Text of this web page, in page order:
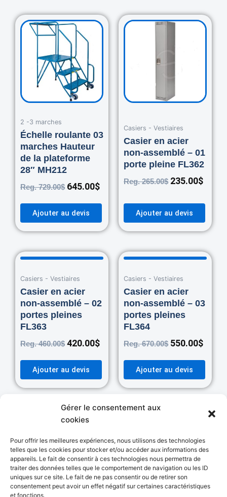
Gérer le consentement aux
cookies
Pour offrir les meilleures expériences, nous utilisons des technologies
telles que les cookies pour stocker et/ou accéder aux informations des
appareils. Le fait de consentir à ces technologies nous permettra de
traiter des données telles que le comportement de navigation ou les ID
uniques sur ce site. Le fait de ne pas consentir ou de retirer son
consentement peut avoir un effet négatif sur certaines caractéristiques
et fonctions.
2 -3 marches
Échelle roulante 03
marches Hauteur
de la plateforme
28″ MH212
Reg.729.00$
Original
price
was:
729.00$.
645.00$
Current
price
Ajouter au devis
Casiers - Vestiaires
Casier en acier
non-assemblé – 01
porte pleine FL362
Reg.265.00$
Original
235.00$
price
Ajouter au devis
Casiers - Vestiaires
Casier en acier
non-assemblé – 02
portes pleines
FL363
Reg.460.00$
Original
was:
460.00$.
420.00$
Current
420.00$.
Ajouter au devis
Casiers - Vestiaires
Casier en acier
non-assemblé – 03
portes pleines
FL364
Reg.670.00$
Original
was:
670.00$.
550.00$
Ajouter au devis
Autres Catégories
MANUTENTION
126 PRODUCTS
ENTREPOSAGE
133 PRODUCTS